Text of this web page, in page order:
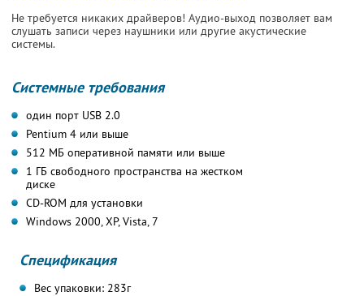
Не требуется никаких драйверов! Аудио-выход позволяет вам
слушать записи через наушники или другие акустические
системы.
Системные требования
один порт USB 2.0
Pentium 4 или выше
512 МБ оперативной памяти или выше
1 ГБ свободного пространства на жестком
диске
CD-ROM для установки
Windows 2000, XP, Vista, 7
Спецификация
Вес упаковки: 283г